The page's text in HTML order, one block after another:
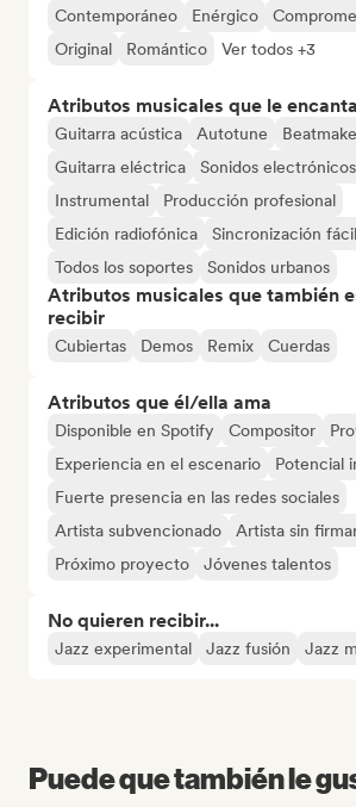
Contemporáneo Enérgico
Original
Romántico Ver todos +3
Atributos musicales que le
Guitarra acústica Autotune
Guitarra eléctrica
Sonidos electrónicos
Instrumental
Producción profesional
Edición radiofónica
Sincronización fácil
Todos los soportes
Sonidos urbanos
Atributos musicales que también
recibir
Cubiertas Demos Remix Cuerdas
Atributos que él/ella ama
Disponible en Spotify Compositor
Experiencia en el escenario
Potencial
Fuerte presencia en las redes sociales
Artista subvencionado
Artista sin
Próximo proyecto
Jóvenes talentos
No quieren recibir...
Jazz experimental Jazz fusión Jazz
Puede que también le